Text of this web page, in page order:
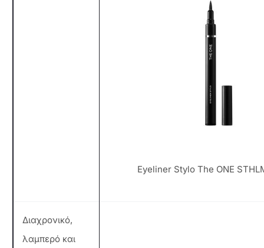
Eyeliner Stylo The ONE
Διαχρονικό,
λαμπερό και